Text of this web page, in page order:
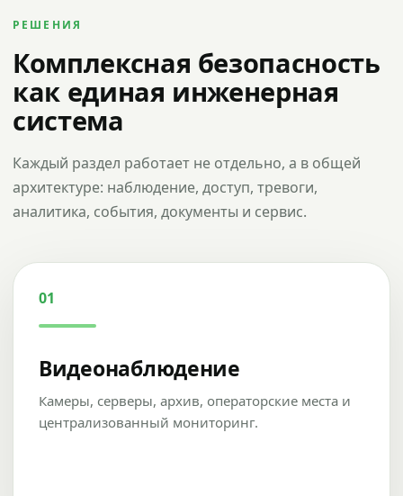
РЕШЕНИЯ
Комплексная безопасность
как единая инженерная
система
Каждый раздел работает не отдельно, а в общей
архитектуре: наблюдение, доступ, тревоги,
аналитика, события, документы и сервис.
01
Видеонаблюдение
Камеры, серверы, архив, операторские места и
централизованный мониторинг.